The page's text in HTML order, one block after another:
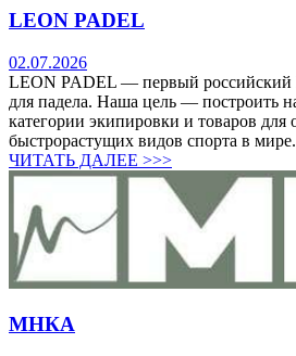
LEON PADEL
02.07.2026
LEON PADEL — первый российский
для падела. Наша цель — построить
категории экипировки и товаров для
быстрорастущих видов спорта в
ЧИТАТЬ ДАЛЕЕ >>>
МНКА